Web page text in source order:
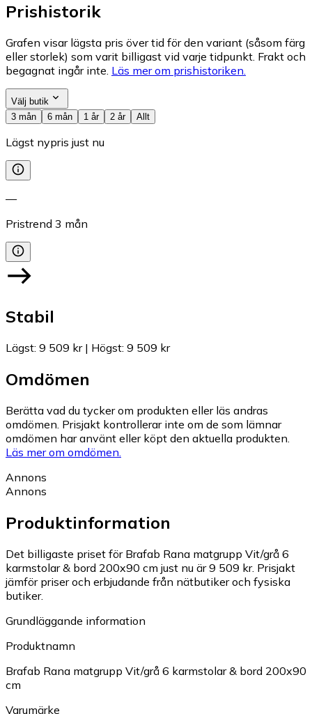
Prishistorik
Grafen visar lägsta pris över tid för den variant (såsom färg
eller storlek) som varit billigast vid varje tidpunkt. Frakt och
begagnat ingår inte. Läs mer om prishistoriken.
Välj butik
3 mån
6 mån 1 år 2 år Allt
Lägst nypris just nu
—
Pristrend 3 mån
Stabil
Lägst: 9 509 kr| Högst: 9 509 kr
Omdömen
Berätta vad du tycker om produkten eller läs andras
omdömen. Prisjakt kontrollerar inte om de som lämnar
omdömen har använt eller köpt den aktuella produkten.
Läs mer om omdömen.
Annons
Annons
Produktinformation
Det billigaste priset för Brafab Rana matgrupp Vit/grå 6
karmstolar & bord 200x90 cm just nu är 9 509 kr. Prisjakt
jämför priser och erbjudande från nätbutiker och fysiska
butiker.
Grundläggande information
Produktnamn
Brafab Rana matgrupp Vit/grå 6 karmstolar & bord 200x90
cm
Varumärke